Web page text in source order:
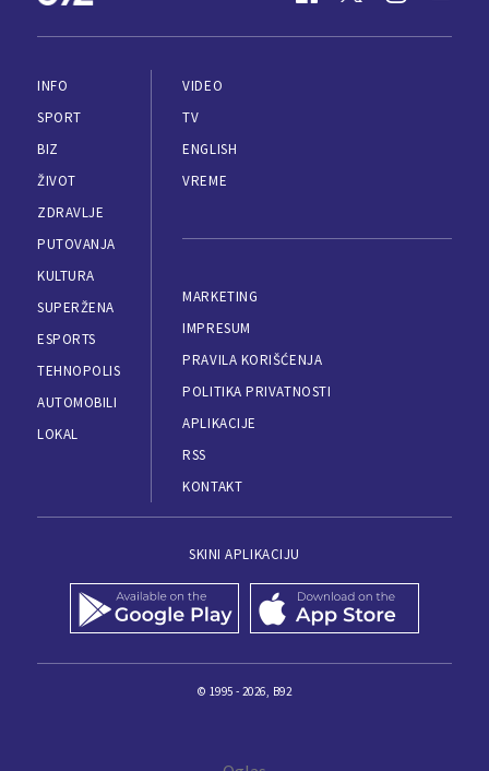
INFO
SPORT
BIZ
ŽIVOT
ZDRAVLJE
PUTOVANJA
KULTURA
SUPERŽENA
ESPORTS
TEHNOPOLIS
AUTOMOBILI
LOKAL
VIDEO
TV
ENGLISH
VREME
MARKETING
IMPRESUM
PRAVILA KORIŠĆENJA
POLITIKA PRIVATNOSTI
APLIKACIJE
RSS
KONTAKT
SKINI APLIKACIJU
© 1995 - 2026, B92